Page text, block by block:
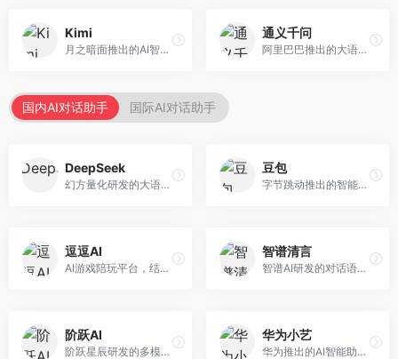
Kimi
月之暗面推出的AI智能助手，核心优势在于超长文本处理能力，支持20万字以上文档分析。面向学术研究者、职场人士和内容创作者，提供文档解读、PPT生成、联网搜索等综合服务。
通义千问
阿里巴巴推出的大语言模型平台，提供对话问答、文档处理、图像理解、代码编写等全方位AI服务。面向企业用户和个人开发者，集成阿里云生态，支持多模态交互，企业级安全保障。
国内AI对话助手 国际AI对话助手
DeepSeek
幻方量化研发的大语言模型平台，专注于深度推理和代码生成能力。面向开发者、研究人员和技术爱好者，提供强大的逻辑推理和数学计算功能，开源生态完善，API接口友好。
豆包
字节跳动推出的智能对话助手平台，提供文本创作、知识问答、英语学习等多种AI服务。面向普通用户和内容创作者，支持多轮对话和文件解析，免费使用，响应速度快，中文理解能力强。
逗逗AI
AI游戏陪玩平台，结合游戏理解和自然语言交互技术。面向游戏玩家，提供游戏攻略、陪玩互动、社交聊天等服务，游戏知识丰富，互动体验有趣。
智谱清言
智谱AI研发的对话语言模型，支持中英双语交互。面向中文用户和开发者，提供知识问答、代码编写、文档解读等服务，开源生态完善，学术研究背景深厚。
阶跃AI
阶跃星辰研发的多模态大模型平台，支持文本、图像、视频的综合理解与生成。面向创作者和企业客户，提供内容创作、智能分析等服务，多模态能力突出。
华为小艺
华为推出的AI智能助手网页端，深度整合鸿蒙生态和华为云服务。面向华为设备用户，支持语音交互、智能问答、设备控制等功能，与华为硬件生态无缝衔接。